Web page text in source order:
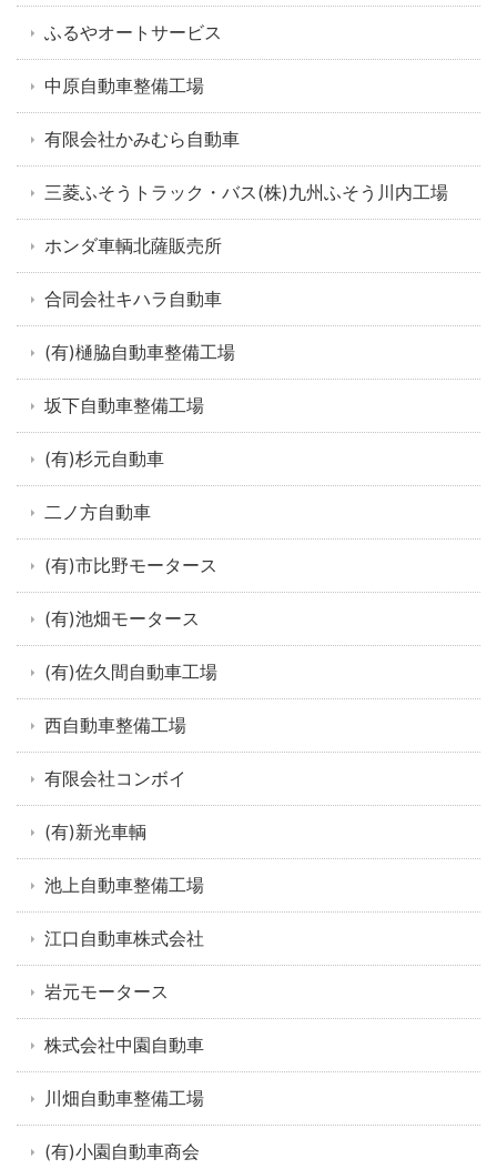
ふるやオートサービス
中原自動車整備工場
有限会社かみむら自動車
三菱ふそうトラック・バス(株)九州ふそう川内工場
ホンダ車輌北薩販売所
合同会社キハラ自動車
(有)樋脇自動車整備工場
坂下自動車整備工場
(有)杉元自動車
二ノ方自動車
(有)市比野モータース
(有)池畑モータース
(有)佐久間自動車工場
西自動車整備工場
有限会社コンボイ
(有)新光車輌
池上自動車整備工場
江口自動車株式会社
岩元モータース
株式会社中園自動車
川畑自動車整備工場
(有)小園自動車商会